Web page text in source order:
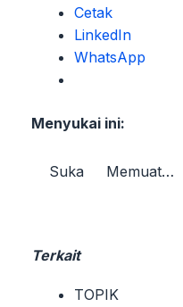
Cetak
LinkedIn
WhatsApp
Menyukai ini:
Suka Memuat…
Terkait
TOPIK